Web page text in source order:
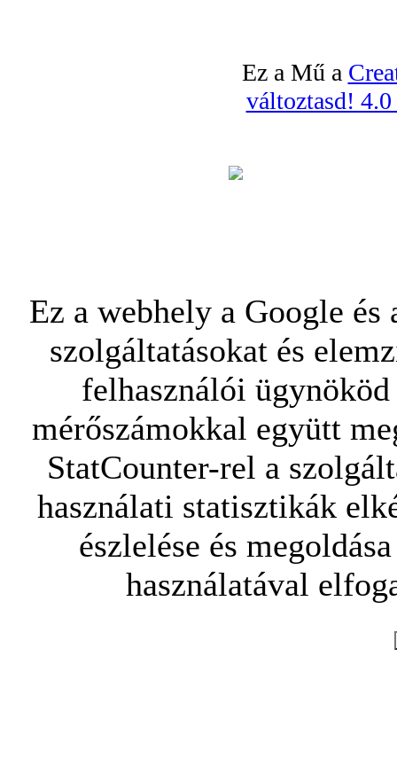
Ez a Mű a
változtasd!
Ez a webhely a Google
szolgáltatásokat és
felhasználói
mérőszámokkal együtt
StatCounter-rel a
használati statisztikák
észlelése és
használatával